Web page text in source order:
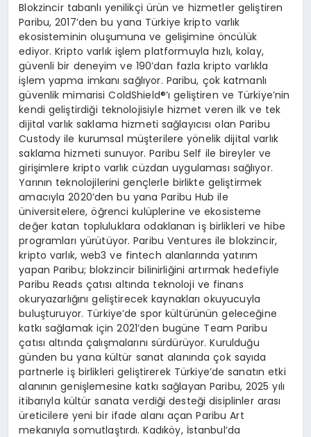
Blokzincir tabanlı yenilikçi ürün ve hizmetler geliştiren
Paribu, 2017’den bu yana Türkiye kripto varlık
ekosisteminin oluşumuna ve gelişimine öncülük
ediyor. Kripto varlık işlem platformuyla hızlı, kolay,
güvenli bir deneyim ve 190’dan fazla kripto varlıkla
işlem yapma imkanı sağlıyor. Paribu, çok katmanlı
güvenlik mimarisi ColdShield®’ı geliştiren ve Türkiye’nin
kendi geliştirdiği teknolojisiyle hizmet veren ilk ve tek
dijital varlık saklama hizmeti sağlayıcısı olan Paribu
Custody ile kurumsal müşterilere yönelik dijital varlık
saklama hizmeti sunuyor. Paribu Self ile bireyler ve
girişimlere kripto varlık cüzdan uygulaması sağlıyor.
Yarının teknolojilerini gençlerle birlikte geliştirmek
amacıyla 2020’den bu yana Paribu Hub ile
üniversitelere, öğrenci kulüplerine ve ekosisteme
değer katan topluluklara odaklanan iş birlikleri ve hibe
programları yürütüyor. Paribu Ventures ile blokzincir,
kripto varlık, web3 ve fintech alanlarında yatırım
yapan Paribu; blokzincir bilinirliğini artırmak hedefiyle
Paribu Reads çatısı altında teknoloji ve finans
okuryazarlığını geliştirecek kaynakları okuyucuyla
buluşturuyor. Türkiye’de spor kültürünün geleceğine
katkı sağlamak için 2021’den bugüne Team Paribu
çatısı altında çalışmalarını sürdürüyor. Kurulduğu
günden bu yana kültür sanat alanında çok sayıda
partnerle iş birlikleri geliştirerek Türkiye’de sanatın etki
alanının genişlemesine katkı sağlayan Paribu, 2025 yılı
itibarıyla kültür sanata verdiği desteği disiplinler arası
üreticilere yeni bir ifade alanı açan Paribu Art
mekanıyla somutlaştırdı. Kadıköy, İstanbul’da